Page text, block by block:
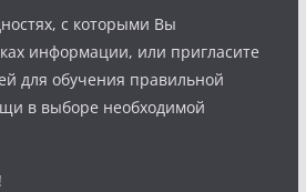
с которыми Вы
информации, или пригласите
для обучения правильной
в выборе необходимой